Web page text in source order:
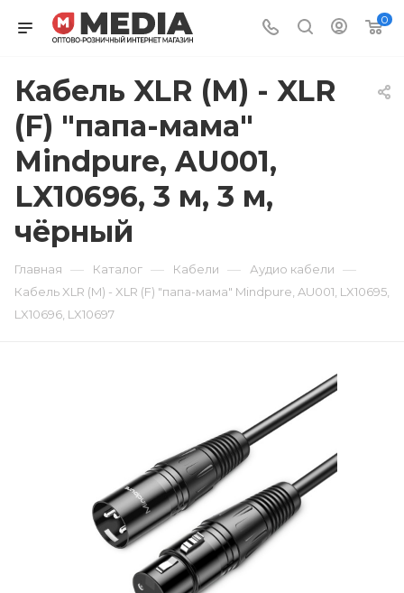
0
Кабель XLR (M) - XLR
(F) "папа-мама"
Mindpure, AU001,
LX10696, 3 м, 3 м,
чёрный
Главная — Каталог — Кабели — Аудио кабели —
Кабель XLR (M) - XLR (F) "папа-мама" Mindpure, AU001, LX10695,
LX10696, LX10697